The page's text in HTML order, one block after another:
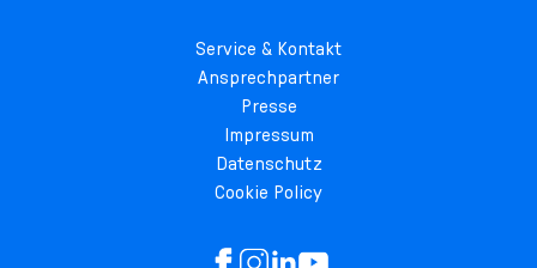
Service & Kontakt
Ansprechpartner
Presse
Impressum
Datenschutz
Cookie Policy